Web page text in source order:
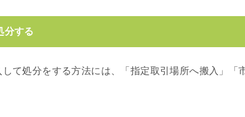
分する
て処分をする方法には、「指定取引場所へ搬入」「